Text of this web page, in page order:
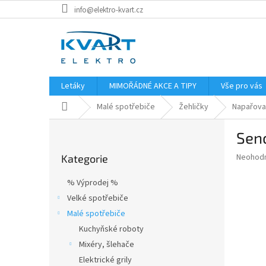
na
info@elektro-kvart.cz
Letáky MIMOŘÁDNÉ AKCE A TIPY Vše pro vás
Domů Malé spotřebiče Žehličky
kategorie
Kategorie
% Výprodej %
Velké spotřebiče
Malé spotřebiče
Kuchyňské roboty
Mixéry, šlehače
Elektrické grily